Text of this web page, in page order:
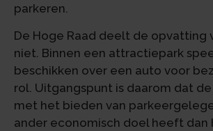
parkeren.
De Hoge Raad deelt de opvatting
niet. Binnen een attractiepark
beschikken over een auto voor
rol. Uitgangspunt is daarom dat
met het bieden van
ander economisch doel heeft dan